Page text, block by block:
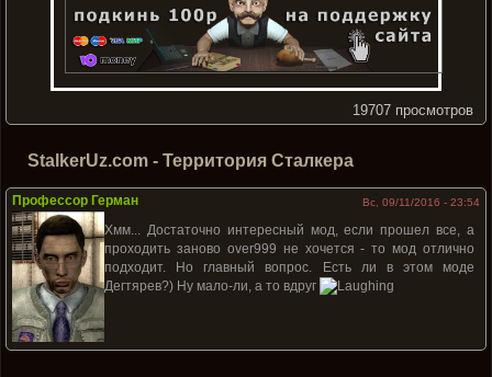
19707 просмотров
StalkerUz.com - Территория Сталкера
Профессор Герман Вс, 09/11/2016 - 23:54
Хмм... Достаточно интересный мод, если прошел все, а
проходить заново over999 не хочется - то мод отлично
подходит. Но главный вопрос. Есть ли в этом моде
Дегтярев?) Ну мало-ли, а то вдруг